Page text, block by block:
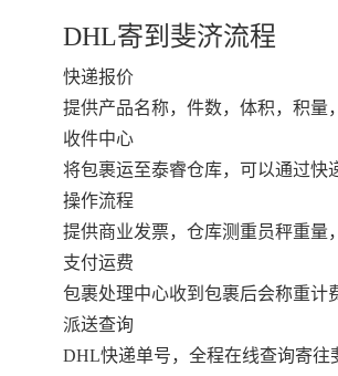
DHL寄到斐济流程
快递报价
提供产品名称，件数，体积，积量
收件中心
将包裹运至泰睿仓库，可以通过快
操作流程
提供商业发票，仓库测重员秤重量
支付运费
包裹处理中心收到包裹后会称重计
派送查询
DHL快递单号，全程在线查询寄往